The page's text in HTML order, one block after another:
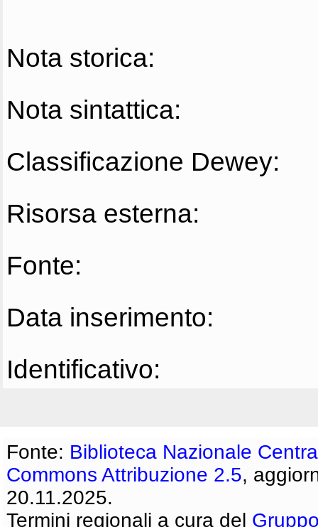
Nota storica:
Nota sintattica:
Classificazione Dewey:
Risorsa esterna:
Fonte:
Data inserimento:
Identificativo:
Fonte: Biblioteca Nazionale
Commons Attribuzione 2.5,
20.11.2025.
Termini regionali a cura del